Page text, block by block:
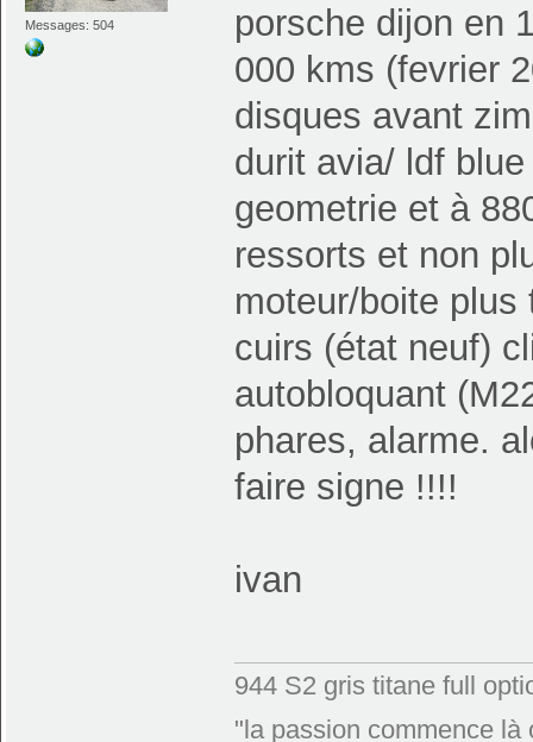
Messages: 504
porsche dijon en
000 kms (fevrier
disques avant
durit avia/ ldf
geometrie et à
ressorts et non
moteur/boite
cuirs (état neuf)
autobloquant
phares, alarme.
faire signe !!!!
ivan
944 S2 gris titane full
"la passion commence là